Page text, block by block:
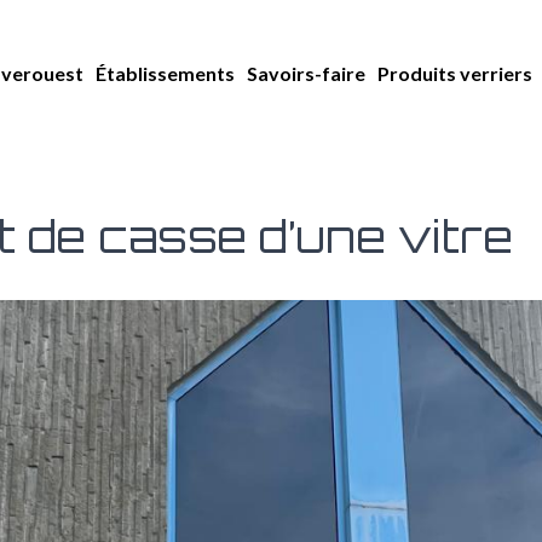
Établissements Savoirs-faire Produits verriers
de casse d’une vitre